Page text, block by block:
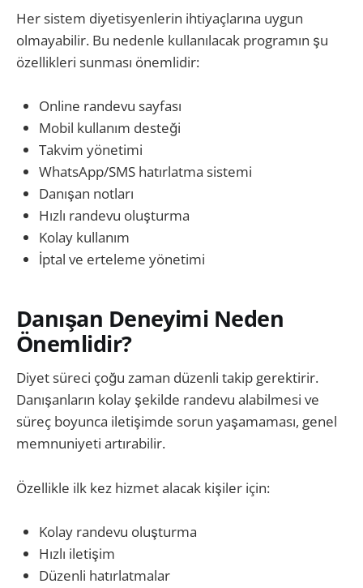
Her sistem diyetisyenlerin ihtiyaçlarına uygun
olmayabilir. Bu nedenle kullanılacak programın şu
özellikleri sunması önemlidir:
Online randevu sayfası
Mobil kullanım desteği
Takvim yönetimi
WhatsApp/SMS hatırlatma sistemi
Danışan notları
Hızlı randevu oluşturma
Kolay kullanım
İptal ve erteleme yönetimi
Danışan Deneyimi Neden
Önemlidir?
Diyet süreci çoğu zaman düzenli takip gerektirir.
Danışanların kolay şekilde randevu alabilmesi ve
süreç boyunca iletişimde sorun yaşamaması, genel
memnuniyeti artırabilir.
Özellikle ilk kez hizmet alacak kişiler için:
Kolay randevu oluşturma
Hızlı iletişim
Düzenli hatırlatmalar